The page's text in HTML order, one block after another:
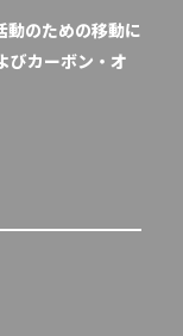
動のための移動に
びカーボン・オ